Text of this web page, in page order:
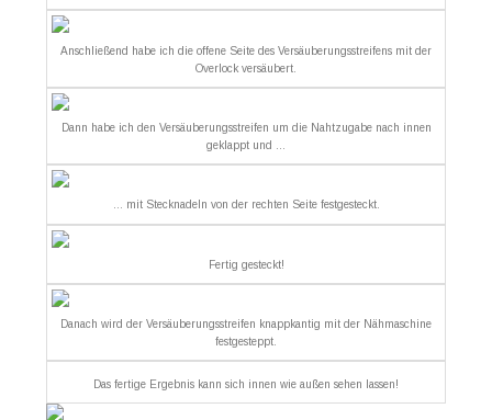
Anschließend habe ich die offene Seite des Versäuberungsstreifens mit der
Overlock versäubert.
Dann habe ich den Versäuberungsstreifen um die Nahtzugabe nach innen
geklappt und …
… mit Stecknadeln von der rechten Seite festgesteckt.
Fertig gesteckt!
Danach wird der Versäuberungsstreifen knappkantig mit der Nähmaschine
festgesteppt.
Das fertige Ergebnis kann sich innen wie außen sehen lassen!